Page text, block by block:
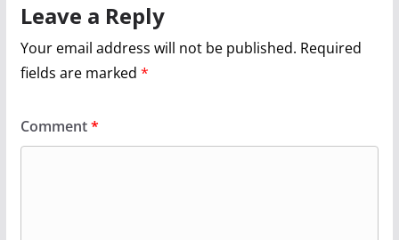
Leave a Reply
Your email address will not be published. Required
fields are marked *
Comment*